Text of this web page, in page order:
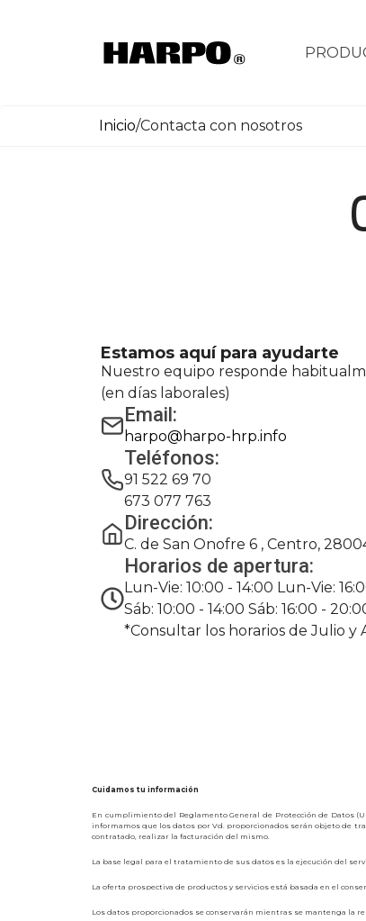
Inicio/Contacta con nosotros
Estamos aquí para ayudarte
Nuestro equipo responde
(en días laborales)
Email:
harpo@harpo-hrp.info
Teléfonos:
91 522 69 70
673 077 763
Dirección:
C. de San Onofre 6 , Centro,
Horarios de apertura:
Lun-Vie: 10:00 - 14:00 Lun-Vie:
Sáb: 10:00 - 14:00 Sáb: 16:00 -
*Consultar los horarios de Julio y
Cuidamos tu información
En cumplimiento del Reglamento General de Protección de Datos
informamos que los datos por Vd. proporcionados serán objeto de
contratado, realizar la facturación del mismo.
La base legal para el tratamiento de sus datos es la ejecución del
La oferta prospectiva de productos y servicios está basada en el
Los datos proporcionados se conservarán mientras se mantenga la